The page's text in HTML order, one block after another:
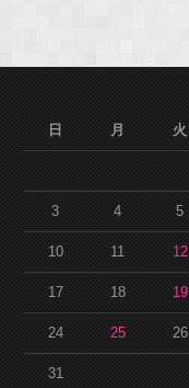
日
月 火
3 4 5
10 11 12
17 18 19
24 25 26
31